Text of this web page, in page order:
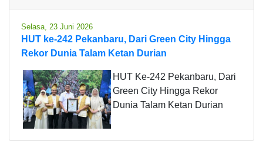
Selasa, 23 Juni 2026
HUT ke-242 Pekanbaru, Dari Green City Hingga
Rekor Dunia Talam Ketan Durian
HUT Ke-242 Pekanbaru, Dari
Green City Hingga Rekor
Dunia Talam Ketan Durian